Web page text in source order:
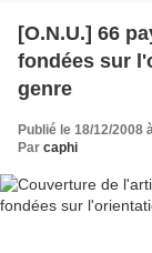
[O.N.U.] 66
fondées sur
genre
Publié le 18/12/2008
Par caphi